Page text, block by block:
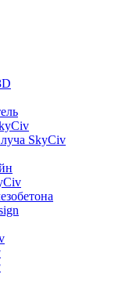
SkyCiv